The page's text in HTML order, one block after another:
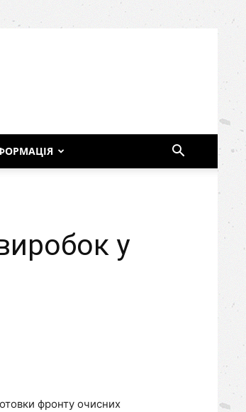
у
фронту очисних